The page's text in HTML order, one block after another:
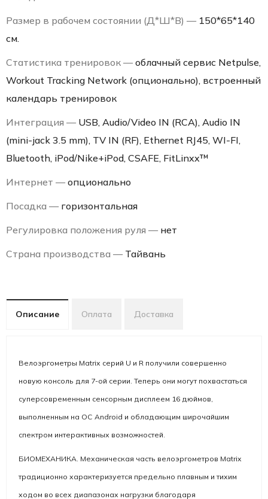
Размер в рабочем состоянии (Д*Ш*В) — 150*65*140
см.
Статистика тренировок — облачный сервис Netpulse,
Workout Tracking Network (опционально), встроенный
календарь тренировок
Интеграция — USB, Audio/Video IN (RCA), Audio IN
(mini-jack 3.5 mm), TV IN (RF), Ethernet RJ45, WI-FI,
Bluetooth, iPod/Nike+iPod, CSAFE, FitLinxx™
Интернет — опционально
Посадка — горизонтальная
Регулировка положения руля — нет
Страна производства — Тайвань
Описание Оплата Доставка
Велоэргометры Matrix серий U и R получили совершенно
новую консоль для 7-ой серии. Теперь они могут похвастаться
суперсовременным сенсорным дисплеем 16 дюймов,
выполненным на ОС Android и обладающим широчайшим
спектром интерактивных возможностей.
БИОМЕХАНИКА. Механическая часть велоэргометров Matrix
традиционно характеризуется предельно плавным и тихим
ходом во всех диапазонах нагрузки благодаря